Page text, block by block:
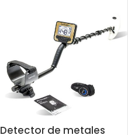
Detector de metales